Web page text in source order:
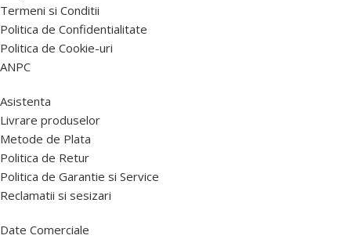
Termeni si Conditii
Politica de Confidentialitate
Politica de Cookie-uri
ANPC
Asistenta
Livrare produselor
Metode de Plata
Politica de Retur
Politica de Garantie si Service
Reclamatii si sesizari
Date Comerciale